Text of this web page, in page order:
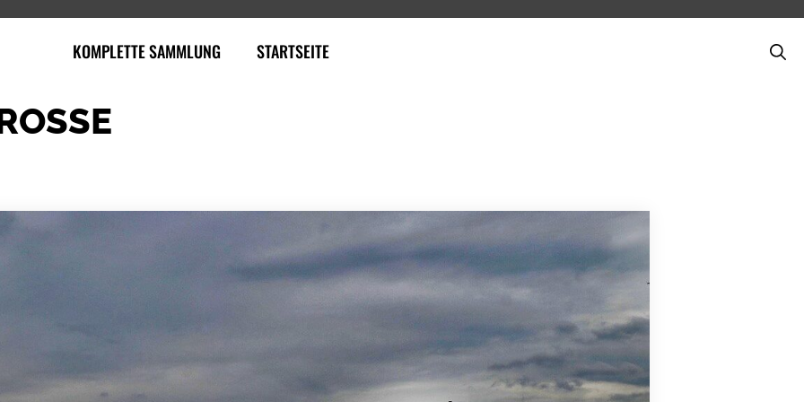
KOMPLETTE SAMMLUNG STARTSEITE